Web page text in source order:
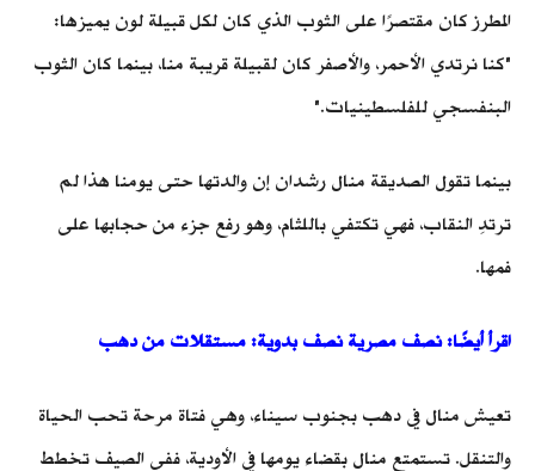
المطرز كان مقتصرًا على الثوب الذي كان لكل قبيلة لون يميزها:
"كنا نرتدي الأحمر، والأصفر كان لقبيلة قريبة منا، بينما كان الثوب
البنفسجي للفلسطينيات."
بينما تقول الصديقة منال رشدان إن والدتها حتى يومنا هذا لم
ترتدِ النقاب، فهي تكتفي باللثام، وهو رفع جزء من حجابها على
فمها.
اقرأ أيضًا: نصف مصرية نصف بدوية: مستقلات من دهب
تعيش منال في دهب بجنوب سيناء، وهي فتاة مرحة تحب الحياة
والتنقل. تستمتع منال بقضاء يومها في الأودية، ففي الصيف تخطط